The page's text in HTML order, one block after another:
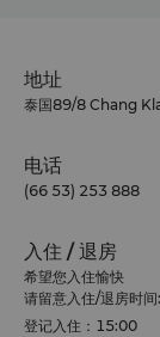
地址
泰国89/8 Chang
电话
(66 53) 253 888
入住 / 退房
希望您入住愉快
请留意入住/退房时间:
登记入住：15:00